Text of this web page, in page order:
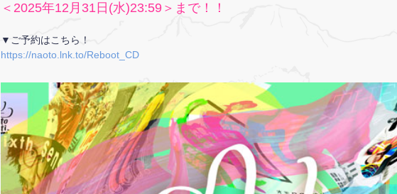
＜2025年12月31日(水)23:59＞まで！！
▼ご予約はこちら！
https://naoto.lnk.to/Reboot_CD